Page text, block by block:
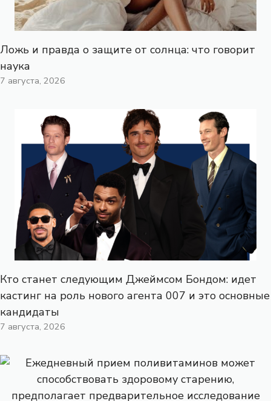
Ложь и правда о защите от солнца: что говорит
наука
7 августа, 2026
Кто станет следующим Джеймсом Бондом: идет
кастинг на роль нового агента 007 и это основные
кандидаты
7 августа, 2026